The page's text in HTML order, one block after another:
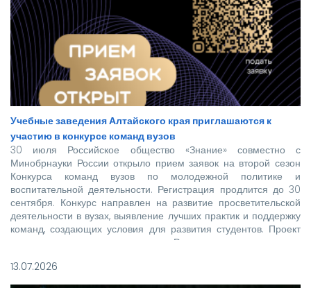
Учебные заведения Алтайского края приглашаются к
участию в конкурсе команд вузов
30 июля Российское общество «Знание» совместно с
Минобрнауки России открыло прием заявок на второй сезон
Конкурса команд вузов по молодежной политике и
воспитательной деятельности. Регистрация продлится до 30
сентября. Конкурс направлен на развитие просветительской
деятельности в вузах, выявление лучших практик и поддержку
команд, создающих условия для развития студентов. Проект
реализуется при поддержке Росмолодежи в рамках
13.07.2026